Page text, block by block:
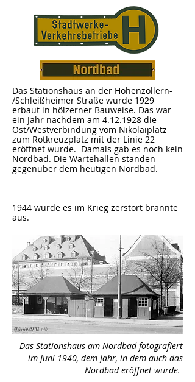
Das Stationshaus an der Hohenzollern-
/Schleißheimer Straße wurde 1929
erbaut in hölzerner Bauweise. Das war
ein Jahr nachdem am 4.12.1928 die
Ost/Westverbindung vom Nikolaiplatz
zum Rotkreuzplatz mit der Linie 22
eröffnet wurde. Damals gab es noch kein
Nordbad. Die Wartehallen standen
gegenüber dem heutigen Nordbad.
1944 wurde es im Krieg zerstört brannte
aus.
© Archiv FMTM. e.V.
Das Stationshaus am Nordbad fotografiert
im Juni 1940, dem Jahr, in dem auch das
Nordbad eröffnet wurde.